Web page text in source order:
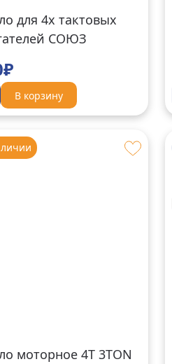
для 4х тактовых
СОЮЗ
В корзину
моторное 4Т 3TON